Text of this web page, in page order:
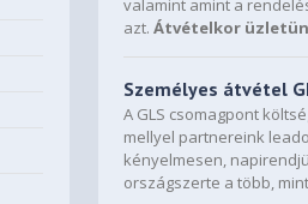
valamint amint a
azt.Átvételkor
Személyes átvétel
A GLS csomagpont
mellyel partnereink
kényelmesen,
országszerte a több,